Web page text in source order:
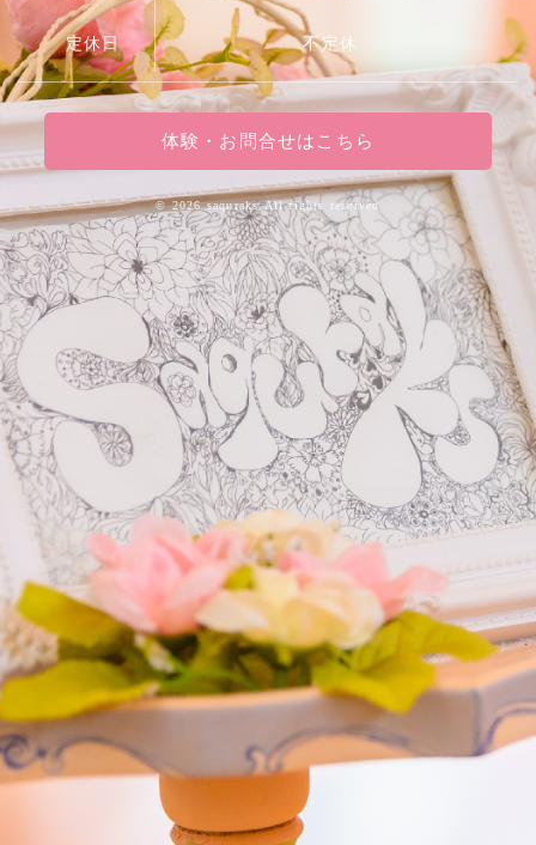
定休日 不定休
体験・お問合せはこちら
©2026 saquraks.All rights reserved